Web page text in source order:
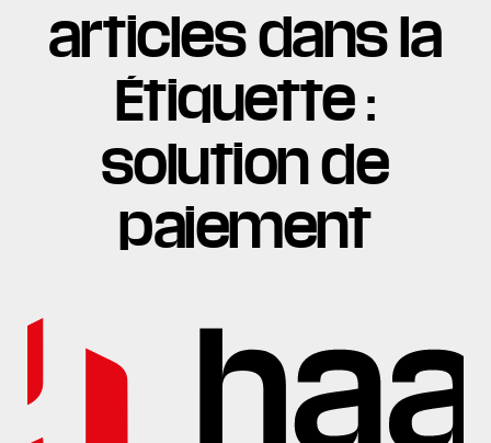
articles dans la
Étiquette :
solution de
paiement